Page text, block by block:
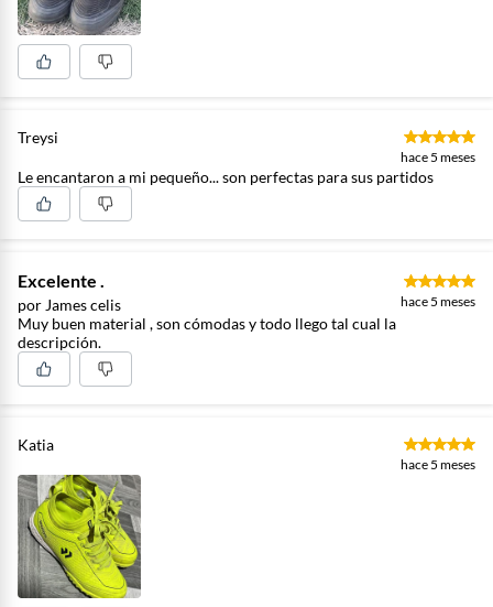
Treysi
hace 5 meses
Le encantaron a mi pequeño... son perfectas para sus partidos
Excelente .
por James celis hace 5 meses
Muy buen material , son cómodas y todo llego tal cual la
descripción.
Katia
hace 5 meses